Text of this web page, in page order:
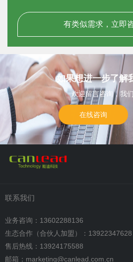
有类似需求，立即
如果想进一步了解
欢迎留言咨询，我
在线咨询
联系我们
业务咨询：13602288136
生态合作（合伙人加盟）：13922347628
售后热线：13924175588
邮箱：marketing@canlead.com.cn